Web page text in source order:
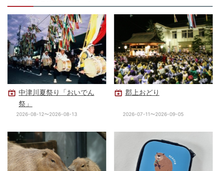
中津川夏祭り「おいでん
祭」
2026-08-12〜2026-08-13
郡上おどり
2026-07-11〜2026-09-05